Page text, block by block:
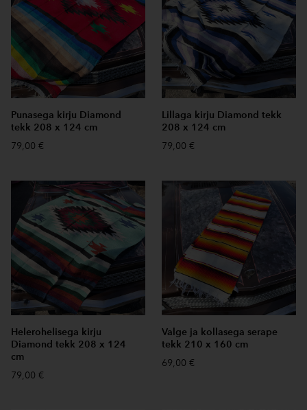
Punasega kirju Diamond
tekk 208 x 124 cm
79,00 €
Lillaga kirju Diamond tekk
208 x 124 cm
79,00 €
Helerohelisega kirju
Diamond tekk 208 x 124
cm
79,00 €
Valge ja kollasega serape
tekk 210 x 160 cm
69,00 €